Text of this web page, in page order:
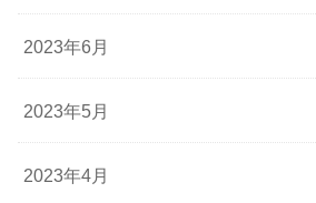
2023年6月
2023年5月
2023年4月